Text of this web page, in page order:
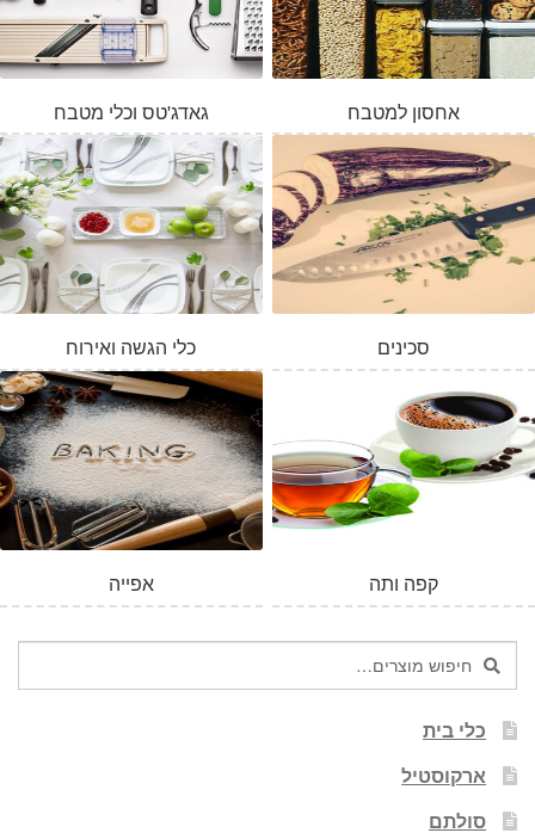
גאדג'טס וכלי מטבח אחסון למטבח
כלי הגשה ואירוח סכינים
אפייה קפה ותה
חיפוש
עבור:
חיפוש
כלי בית
ארקוסטיל
סולתם